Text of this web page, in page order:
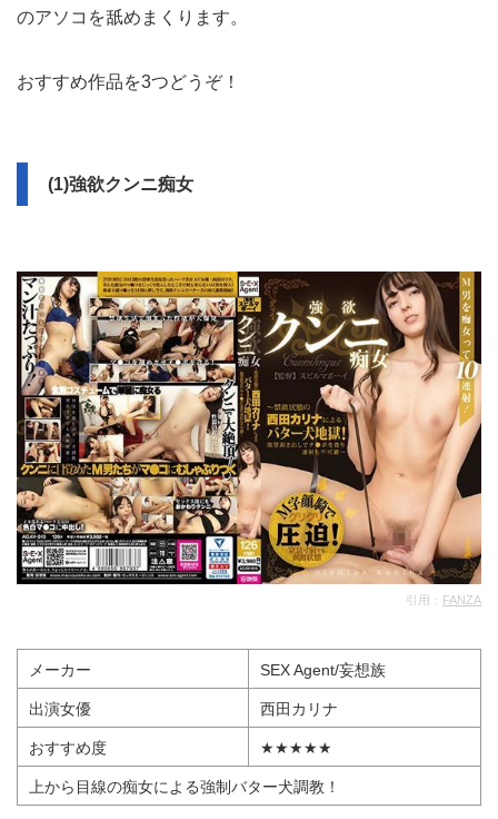
のアソコを舐めまくります。
おすすめ作品を3つどうぞ！
(1)強欲クンニ痴女
引用： FANZA
メーカー SEX Agent/妄想族
出演女優 西田カリナ
おすすめ度 ★★★★★
上から目線の痴女による強制バター犬調教！